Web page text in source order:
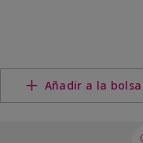
Añadir a la bolsa